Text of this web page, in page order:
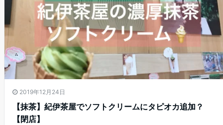
2019年12月24日
【抹茶】紀伊茶屋でソフトクリームにタピオカ追加？
【閉店】